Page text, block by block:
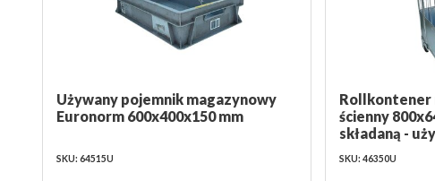
Używany pojemnik magazynowy
Euronorm 600x400x150 mm
SKU: 64515U
Rollkontener
ścienny
składaną -
SKU: 46350U